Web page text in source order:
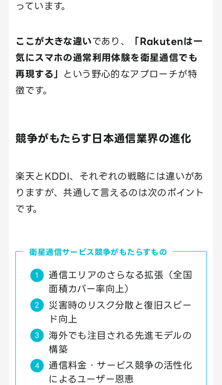
っています。
ここが大きな違いであり、
「Rakutenは一
気にスマホの通常利用体験を衛星通信でも
再現する」
という野心的なアプローチが特
徴です。
競争がもたらす日本通信業界の進化
楽天とKDDI、それぞれの戦略には違いがあ
りますが、共通して言えるのは次のポイント
です。
衛星通信サービス競争がもたらすもの
通信エリアのさらなる拡張（全国
面積カバー率向上）
災害時のリスク分散と復旧スピー
ド向上
海外でも注目される先進モデルの
構築
通信料金・サービス競争の活性化
によるユーザー恩恵